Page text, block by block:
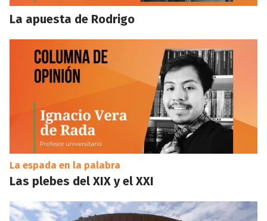
La apuesta de Rodrigo
La espada en la palabra
Las plebes del XIX y el XXI